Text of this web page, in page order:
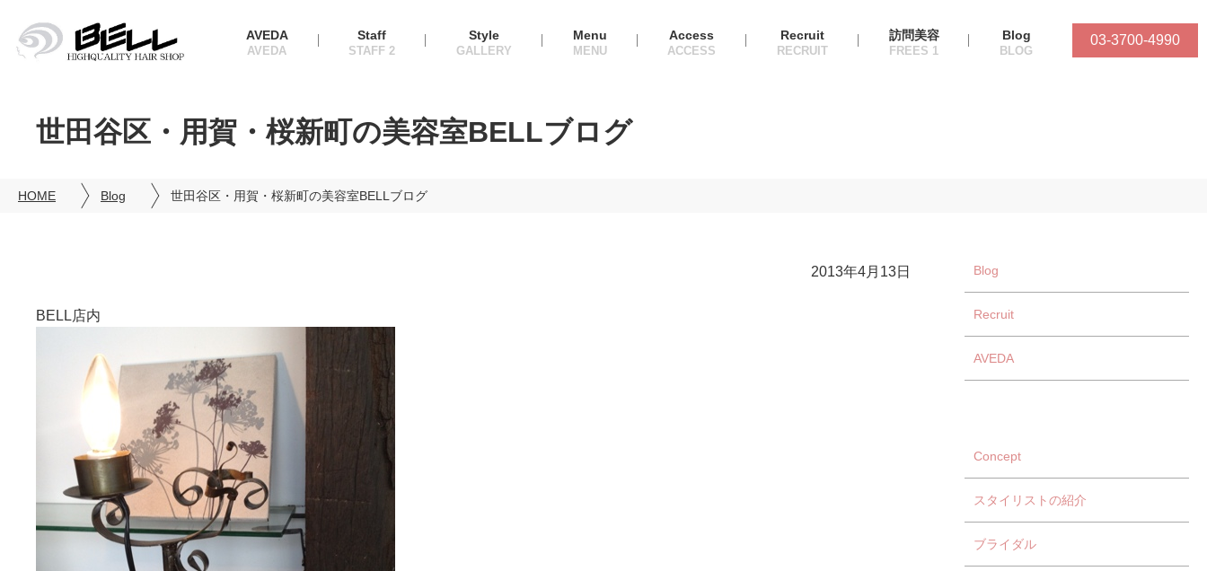
AVEDA Staff Style Menu Access Recruit 訪問美容 Blog 03-3700-4990
世田谷区・用賀・桜新町の美容室BELLブログ
HOME Blog 世田谷区・用賀・桜新町の美容室BELLブログ
2013年4月13日
BELL店内
Blog
Recruit
AVEDA
Concept
スタイリストの紹介
ブライダル